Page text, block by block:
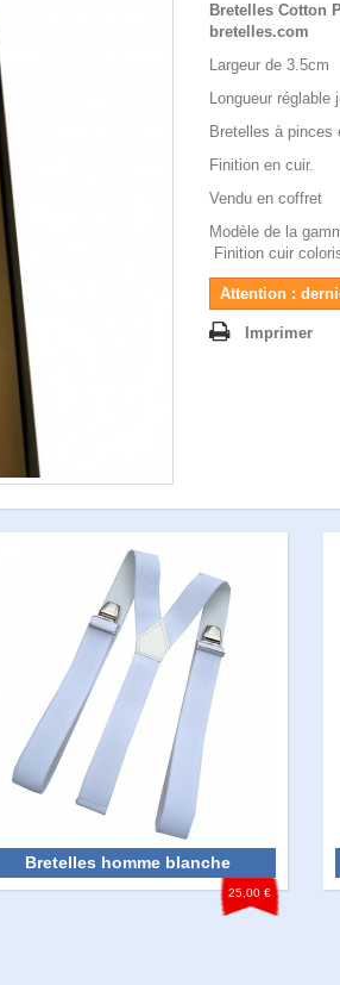
Bretelles Cotton
bretelles.com
Largeur de 3.5cm
Longueur réglable
Bretelles à pinces
Finition en cuir.
Vendu en coffret
Modèle de la
Finition cuir
Attention :
Imprimer
Bretelles homme blanche
25,00 €